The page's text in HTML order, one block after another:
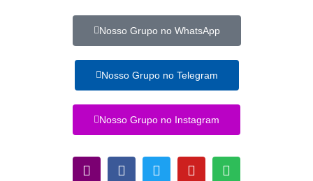
Nosso Grupo no WhatsApp
Nosso Grupo no Telegram
Nosso Grupo no Instagram